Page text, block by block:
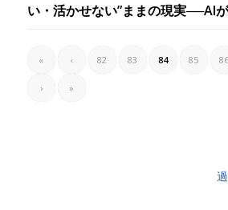
い・活かせない”ままの現実──AI
« ‹ 82 83 84 85 86
› »